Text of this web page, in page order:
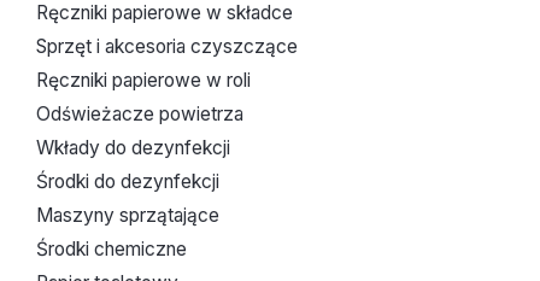
Ręczniki papierowe w składce
Sprzęt i akcesoria czyszczące
Ręczniki papierowe w roli
Odświeżacze powietrza
Wkłady do dezynfekcji
Środki do dezynfekcji
Maszyny sprzątające
Środki chemiczne